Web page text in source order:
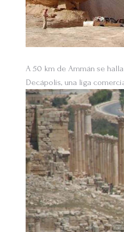
A 50 km de Ammán se
Decápolis, una liga